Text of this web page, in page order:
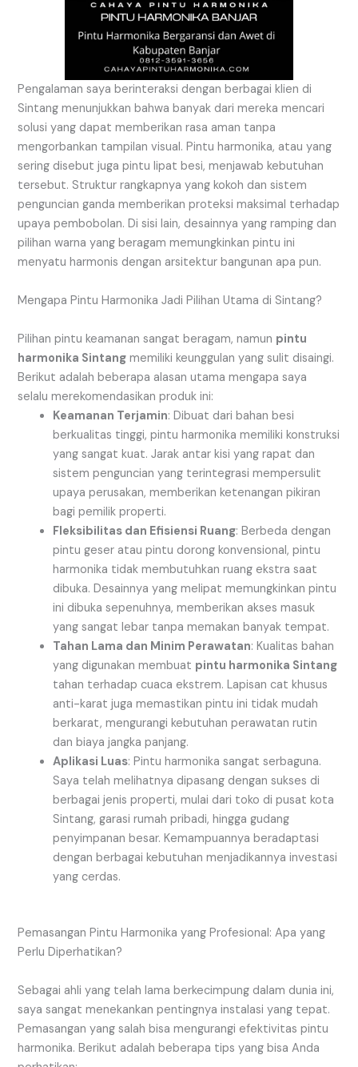
Pengalaman saya berinteraksi dengan berbagai klien di
Sintang menunjukkan bahwa banyak dari mereka mencari
solusi yang dapat memberikan rasa aman tanpa
mengorbankan tampilan visual. Pintu harmonika, atau yang
sering disebut juga pintu lipat besi, menjawab kebutuhan
tersebut. Struktur rangkapnya yang kokoh dan sistem
penguncian ganda memberikan proteksi maksimal terhadap
upaya pembobolan. Di sisi lain, desainnya yang ramping dan
pilihan warna yang beragam memungkinkan pintu ini
menyatu harmonis dengan arsitektur bangunan apa pun.
Mengapa Pintu Harmonika Jadi Pilihan Utama di Sintang?
Pilihan pintu keamanan sangat beragam, namun pintu
harmonika Sintang memiliki keunggulan yang sulit disaingi.
Berikut adalah beberapa alasan utama mengapa saya
selalu merekomendasikan produk ini:
Keamanan Terjamin: Dibuat dari bahan besi
berkualitas tinggi, pintu harmonika memiliki konstruksi
yang sangat kuat. Jarak antar kisi yang rapat dan
sistem penguncian yang terintegrasi mempersulit
upaya perusakan, memberikan ketenangan pikiran
bagi pemilik properti.
Fleksibilitas dan Efisiensi Ruang: Berbeda dengan
pintu geser atau pintu dorong konvensional, pintu
harmonika tidak membutuhkan ruang ekstra saat
dibuka. Desainnya yang melipat memungkinkan pintu
ini dibuka sepenuhnya, memberikan akses masuk
yang sangat lebar tanpa memakan banyak tempat.
Tahan Lama dan Minim Perawatan: Kualitas bahan
yang digunakan membuat pintu harmonika Sintang
tahan terhadap cuaca ekstrem. Lapisan cat khusus
anti-karat juga memastikan pintu ini tidak mudah
berkarat, mengurangi kebutuhan perawatan rutin
dan biaya jangka panjang.
Aplikasi Luas: Pintu harmonika sangat serbaguna.
Saya telah melihatnya dipasang dengan sukses di
berbagai jenis properti, mulai dari toko di pusat kota
Sintang, garasi rumah pribadi, hingga gudang
penyimpanan besar. Kemampuannya beradaptasi
dengan berbagai kebutuhan menjadikannya investasi
yang cerdas.
Pemasangan Pintu Harmonika yang Profesional: Apa yang
Perlu Diperhatikan?
Sebagai ahli yang telah lama berkecimpung dalam dunia ini,
saya sangat menekankan pentingnya instalasi yang tepat.
Pemasangan yang salah bisa mengurangi efektivitas pintu
harmonika. Berikut adalah beberapa tips yang bisa Anda